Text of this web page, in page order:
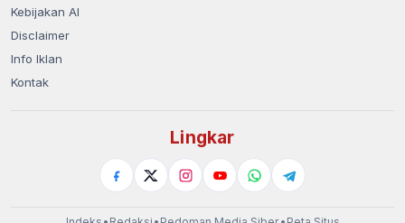
Kebijakan AI
Disclaimer
Info Iklan
Kontak
Lingkar